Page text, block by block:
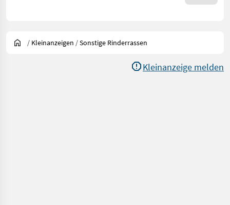
/ Kleinanzeigen /Sonstige Rinderrassen
Kleinanzeige melden